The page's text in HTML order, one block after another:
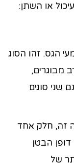
או השתן:
הגס. זהו הסוג
מבוגרים,
שני סוגים
זה, חלק אחד
הבטן
של